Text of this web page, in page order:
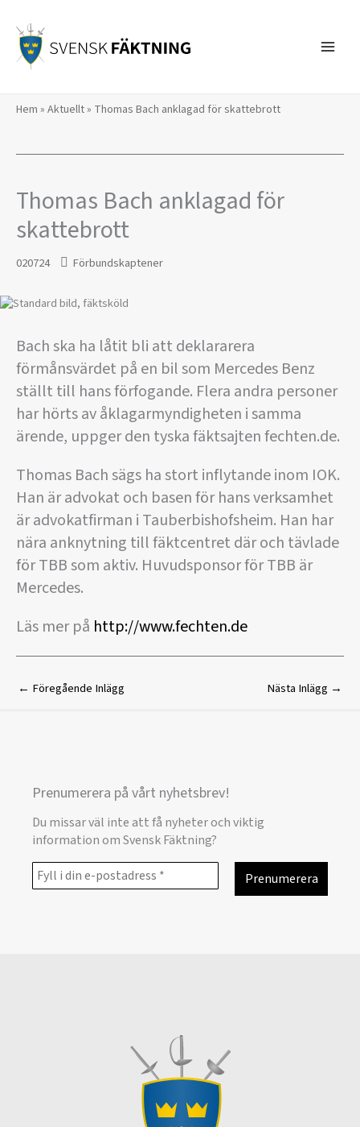
innehåll
Hem » Aktuellt» Thomas Bach anklagad för skattebrott
Thomas Bach anklagad för
skattebrott
020724 Förbundskaptener
Bach ska ha låtit bli att deklararera
förmånsvärdet på en bil som Mercedes Benz
ställt till hans förfogande. Flera andra personer
har hörts av åklagarmyndigheten i samma
ärende, uppger den tyska fäktsajten fechten.de.
Thomas Bach sägs ha stort inflytande inom IOK.
Han är advokat och basen för hans verksamhet
är advokatfirman i Tauberbishofsheim. Han har
nära anknytning till fäktcentret där och tävlade
för TBB som aktiv. Huvudsponsor för TBB är
Mercedes.
Läs mer på http://www.fechten.de
← Föregående Inlägg Nästa Inlägg →
Prenumerera på vårt nyhetsbrev!
Du missar väl inte att få nyheter och viktig
information om Svensk Fäktning?